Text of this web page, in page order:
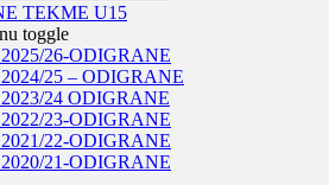
TEKME U15
26-ODIGRANE
25 – ODIGRANE
24 ODIGRANE
23-ODIGRANE
22-ODIGRANE
21-ODIGRANE